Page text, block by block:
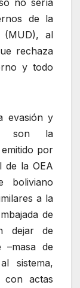
de la
(MUD), al
rechaza
y todo
evasión y
son la
por
de la OEA
boliviano
a la
de
dejar de
–masa de
sistema,
con actas